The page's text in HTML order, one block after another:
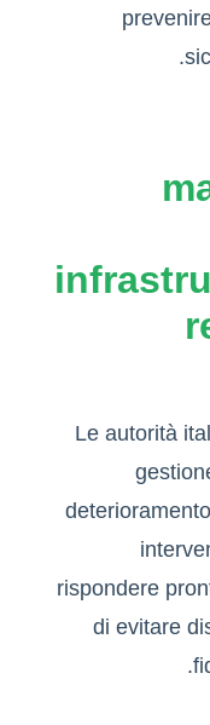
Le autorità
rispondere
di evitare